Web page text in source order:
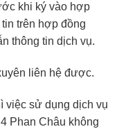
khi ký vào hợp
trên hợp đồng
thông tin dịch vụ.
liên hệ được.
việc sử dụng dịch vụ
Phan Châu không